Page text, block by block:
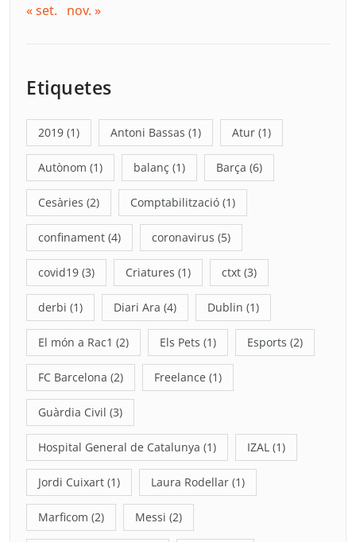
« set. nov. »
Etiquetes
2019 (1) Antoni Bassas (1) Atur (1)
Autònom (1) balanç (1) Barça (6)
Cesàries (2) Comptabilització (1)
confinament (4) coronavirus (5)
covid19 (3) Criatures (1) ctxt (3)
derbi (1) Diari Ara (4) Dublin (1)
El món a Rac1 (2) Els Pets (1) Esports (2)
FC Barcelona (2) Freelance (1)
Guàrdia Civil (3)
Hospital General de Catalunya (1) IZAL (1)
Jordi Cuixart (1) Laura Rodellar (1)
Marficom (2) Messi (2)